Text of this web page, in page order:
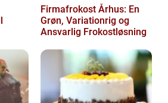
Firmafrokost Århus: En
Grøn, Variationrig og
Ansvarlig Frokostløsning